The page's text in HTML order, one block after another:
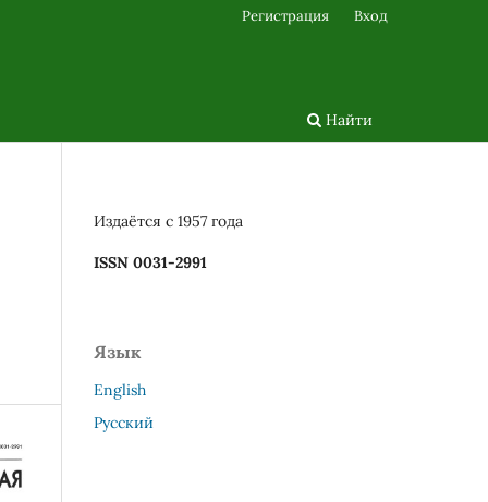
Найти
Регистрация Вход
Издаётся с 1957 года
ISSN 0031-2991
Язык
English
Русский